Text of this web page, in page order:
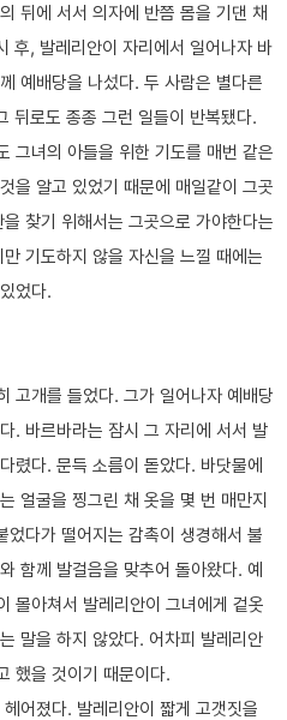
뒤에 서서 의자에 반쯤 몸을 기댄 채
후, 발레리안이 자리에서 일어나자 바
예배당을 나섰다. 두 사람은 별다른
뒤로도 종종 그런 일들이 반복됐다.
그녀의 아들을 위한 기도를 매번 같은
을 알고 있었기 때문에 매일같이 그곳
찾기 위해서는 그곳으로 가야한다는
기도하지 않을 자신을 느낄 때에는
었다.
고개를 들었다. 그가 일어나자 예배당
. 바르바라는 잠시 그 자리에 서서 발
렸다. 문득 소름이 돋았다. 바닷물에
얼굴을 찡그린 채 옷을 몇 번 매만지
다가 떨어지는 감촉이 생경해서 불
함께 발걸음을 맞추어 돌아왔다. 예
몰아쳐서 발레리안이 그녀에게 겉옷
말을 하지 않았다. 어차피 발레리안
했을 것이기 때문이다.
어졌다. 발레리안이 짧게 고갯짓을